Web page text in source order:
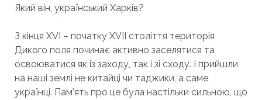
Який він, український Харків?
З кінця XVI – початку ХVII століття територія
Дикого поля починає активно заселятися та
освоюватися як із заходу, так і зі сходу. І прийшли
на наші землі не китайці чи таджики, а саме
українці. Пам’ять про це була настільки сильною, що